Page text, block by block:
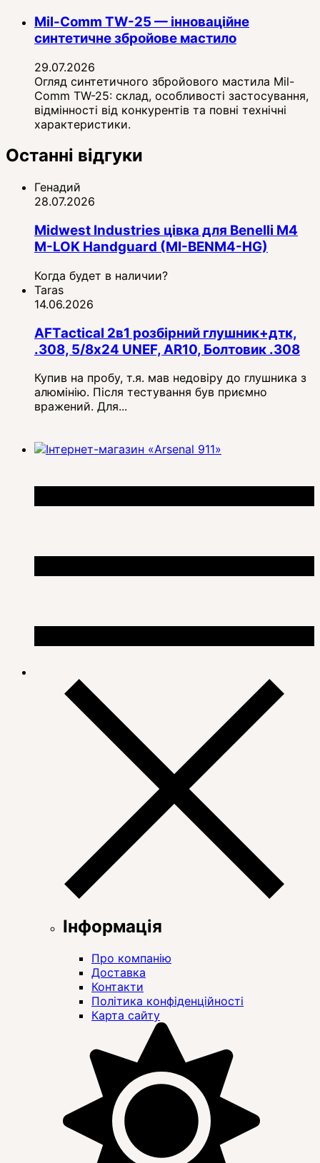
Mil-Comm TW-25 — інноваційне
синтетичне збройове мастило
29.07.2026
Огляд синтетичного збройового мастила Mil-
Comm TW-25: склад, особливості застосування,
відмінності від конкурентів та повні технічні
характеристики.
Останні відгуки
Генадий
28.07.2026
Midwest Industries цівка для Benelli M4
M-LOK Handguard (MI-BENM4-HG)
Когда будет в наличии?
Taras
14.06.2026
AFTactical 2в1 розбірний глушник+дтк,
.308, 5/8x24 UNEF, AR10, Болтовик .308
Купив на пробу, т.я. мав недовіру до глушника з
алюмінію. Після тестування був приємно
вражений. Для...
Інформація
Про компанію
Доставка
Контакти
Політика конфіденційності
Карта сайту